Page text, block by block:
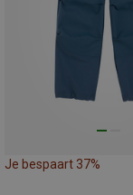
Je bespaart 37%